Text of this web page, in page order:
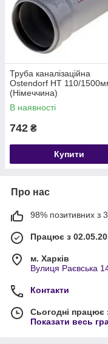
Труба каналізаційна
Ostendorf HT 110/
(Німеччина)
В наявності
742 ₴
Купити
Про нас
98% позитивних з
Працює з
м. Харків
Вулиця Раєвська
Контакти
Сьогодні працює
Показати весь